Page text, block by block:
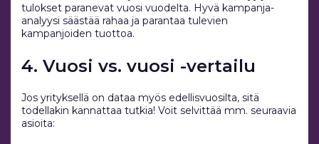
tulokset paranevat vuosi vuodelta. Hyvä kampanja-
analyysi säästää rahaa ja parantaa tulevien
kampanjoiden tuottoa.
4. Vuosi vs. vuosi -vertailu
Jos yrityksellä on dataa myös edellisvuosilta, sitä
todellakin kannattaa tutkia! Voit selvittää mm. seuraavia
asioita: